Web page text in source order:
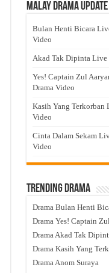
Malay Drama Update
Bulan Henti Bicara
Video
Akad Tak Dipinta Live
Yes! Captain Zul
Drama Video
Kasih Yang Terkorban
Video
Cinta Dalam Sekam
Video
Trending Drama
Drama Bulan Henti
Drama Yes! Captain
Drama Akad Tak
Drama Kasih Yang
Drama Anom Suraya